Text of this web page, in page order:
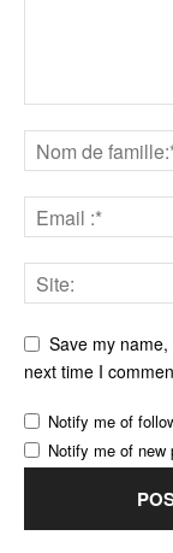
Save my
next time I
Notify me of
Notify me of new